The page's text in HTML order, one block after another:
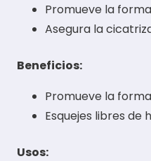
Promueve la
Asegura la
Beneficios:
Promueve la
Esquejes libres de
Usos: